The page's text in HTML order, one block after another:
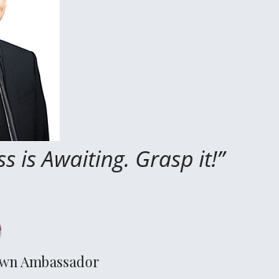
is Awaiting. Grasp it!”
Ambassador